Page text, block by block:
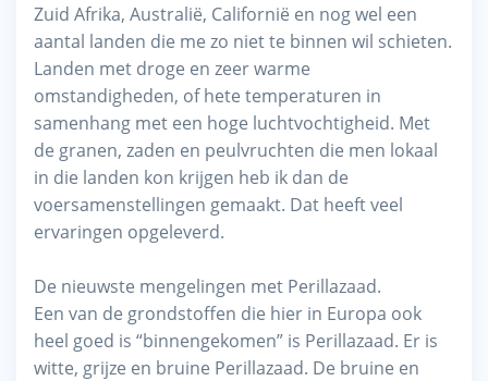
Zuid Afrika, Australië, Californië en nog wel een
aantal landen die me zo niet te binnen wil schieten.
Landen met droge en zeer warme
omstandigheden, of hete temperaturen in
samenhang met een hoge luchtvochtigheid. Met
de granen, zaden en peulvruchten die men lokaal
in die landen kon krijgen heb ik dan de
voersamenstellingen gemaakt. Dat heeft veel
ervaringen opgeleverd.
De nieuwste mengelingen met Perillazaad.
Een van de grondstoffen die hier in Europa ook
heel goed is “binnengekomen” is Perillazaad. Er is
witte, grijze en bruine Perillazaad. De bruine en